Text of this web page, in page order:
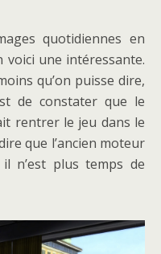
quotidiennes en
voici une intéressante.
qu’on puisse dire,
de constater que le
rentrer le jeu dans le
que l’ancien moteur
n’est plus temps de